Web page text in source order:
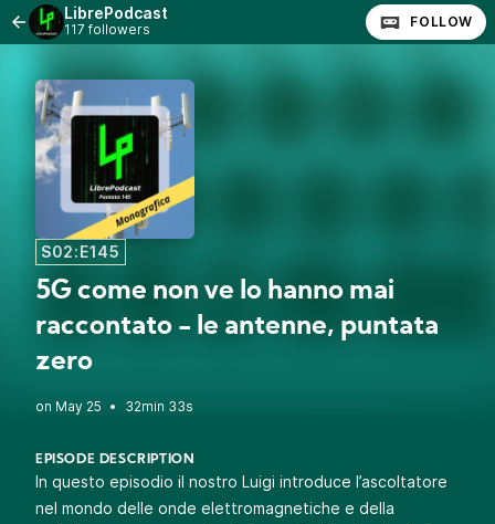
LibrePodcast
117 followers FOLLOW
S02:E145
5G come non ve lo hanno mai
raccontato - le antenne, puntata
zero
• 32min 33s
EPISODE DESCRIPTION
In questo episodio il nostro Luigi introduce l’ascoltatore
nel mondo delle onde elettromagnetiche e della